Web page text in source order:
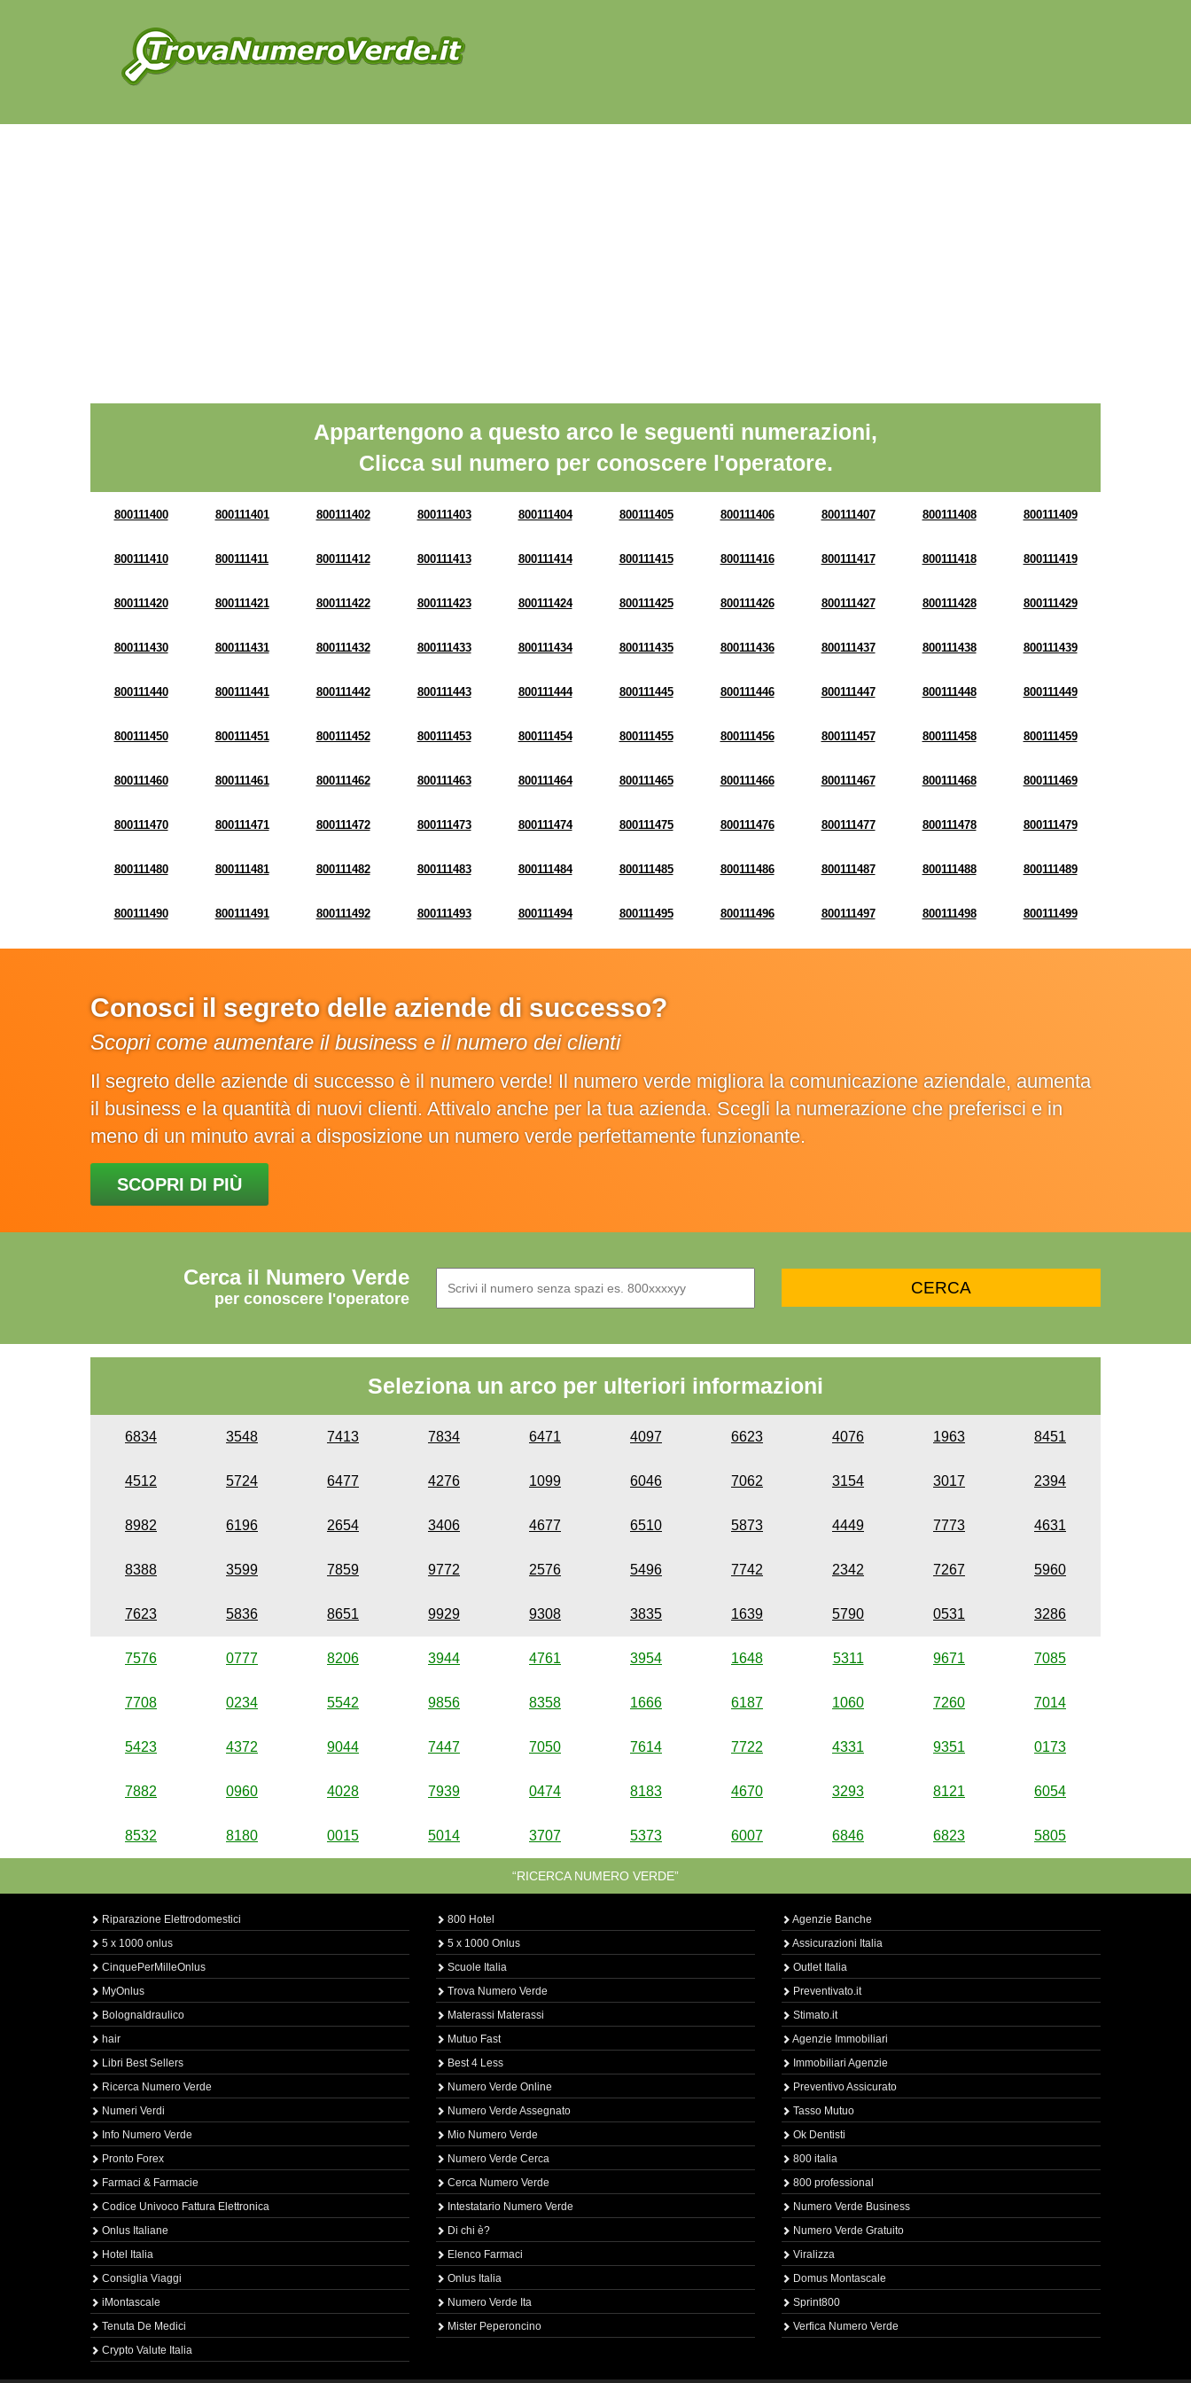
Appartengono a questo arco le seguenti numerazioni,
Clicca sul numero per conoscere l'operatore.
800111400 800111401 800111402 800111403 800111404 800111405 800111406 800111407 800111408 800111409
800111410 800111411 800111412 800111413 800111414 800111415 800111416 800111417 800111418 800111419
800111420 800111421 800111422 800111423 800111424 800111425 800111426 800111427 800111428 800111429
800111430 800111431 800111432 800111433 800111434 800111435 800111436 800111437 800111438 800111439
800111440 800111441 800111442 800111443 800111444 800111445 800111446 800111447 800111448 800111449
800111450 800111451 800111452 800111453 800111454 800111455 800111456 800111457 800111458 800111459
800111460 800111461 800111462 800111463 800111464 800111465 800111466 800111467 800111468 800111469
800111470 800111471 800111472 800111473 800111474 800111475 800111476 800111477 800111478 800111479
800111480 800111481 800111482 800111483 800111484 800111485 800111486 800111487 800111488 800111489
800111490 800111491 800111492 800111493 800111494 800111495 800111496 800111497 800111498 800111499
Conosci il segreto delle aziende di successo?
Scopri come aumentare il business e il numero dei clienti
Il segreto delle aziende di successo è il numero verde! Il numero verde migliora la comunicazione aziendale, aumenta
il business e la quantità di nuovi clienti. Attivalo anche per la tua azienda. Scegli la numerazione che preferisci e in
meno di un minuto avrai a disposizione un numero verde perfettamente funzionante.
SCOPRI DI PIÙ
Cerca il Numero Verde
per conoscere l'operatore
Seleziona un arco per ulteriori informazioni
6834 3548 7413 7834 6471 4097 6623 4076 1963 8451
4512 5724 6477 4276 1099 6046 7062 3154 3017 2394
8982 6196 2654 3406 4677 6510 5873 4449 7773 4631
8388 3599 7859 9772 2576 5496 7742 2342 7267 5960
7623 5836 8651 9929 9308 3835 1639 5790 0531 3286
7576 0777 8206 3944 4761 3954 1648 5311 9671 7085
7708 0234 5542 9856 8358 1666 6187 1060 7260 7014
5423 4372 9044 7447 7050 7614 7722 4331 9351 0173
7882 0960 4028 7939 0474 8183 4670 3293 8121 6054
8532 8180 0015 5014 3707 5373 6007 6846 6823 5805
“RICERCA NUMERO VERDE”
Riparazione Elettrodomestici
5 x 1000 onlus
CinquePerMilleOnlus
MyOnlus
BolognaIdraulico
hair
Libri Best Sellers
Ricerca Numero Verde
Numeri Verdi
Info Numero Verde
Pronto Forex
Farmaci & Farmacie
Codice Univoco Fattura Elettronica
Onlus Italiane
Hotel Italia
Consiglia Viaggi
iMontascale
Tenuta De Medici
Crypto Valute Italia
800 Hotel
5 x 1000 Onlus
Scuole Italia
Trova Numero Verde
Materassi Materassi
Mutuo Fast
Best 4 Less
Numero Verde Online
Numero Verde Assegnato
Mio Numero Verde
Numero Verde Cerca
Cerca Numero Verde
Intestatario Numero Verde
Di chi è?
Elenco Farmaci
Onlus Italia
Numero Verde Ita
Mister Peperoncino
Agenzie Banche
Assicurazioni Italia
Outlet Italia
Preventivato.it
Stimato.it
Agenzie Immobiliari
Immobiliari Agenzie
Preventivo Assicurato
Tasso Mutuo
Ok Dentisti
800 italia
800 professional
Numero Verde Business
Numero Verde Gratuito
Viralizza
Domus Montascale
Sprint800
Verfica Numero Verde